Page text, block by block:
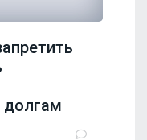
долгам